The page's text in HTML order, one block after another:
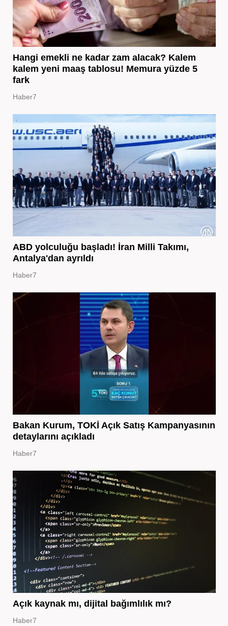
Hangi emekli ne kadar zam alacak? Kalem
kalem yeni maaş tablosu! Memura yüzde 5
fark
Haber7
ABD yolculuğu başladı! İran Milli Takımı,
Antalya'dan ayrıldı
Haber7
Bakan Kurum, TOKİ Açık Satış Kampanyasının
detaylarını açıkladı
Haber7
Açık kaynak mı, dijital bağımlılık mı?
Haber7